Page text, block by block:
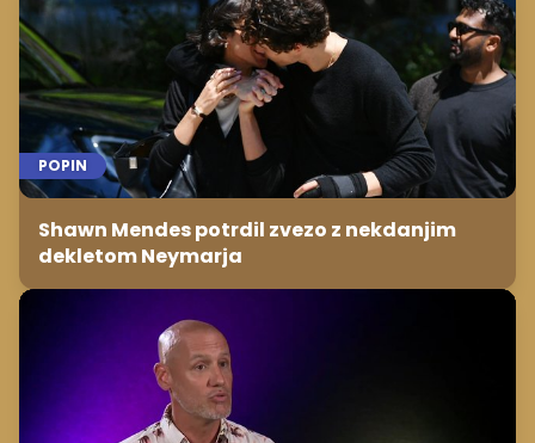
POPIN
Shawn Mendes potrdil zvezo z nekdanjim
dekletom Neymarja